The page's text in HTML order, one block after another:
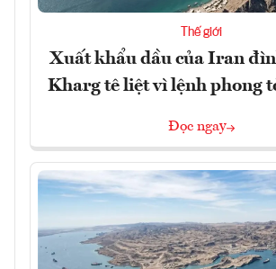
Thế giới
Xuất khẩu dầu của Iran
Kharg tê liệt vì lệnh phong
Đọc ngay